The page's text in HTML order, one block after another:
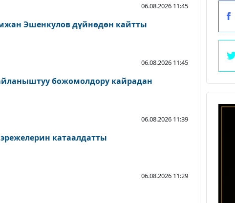
06.08.2026 11:45
Эшенкулов дүйнөдөн кайтты
06.08.2026 11:45
божомолдору кайрадан
06.08.2026 11:39
катаалдатты
06.08.2026 11:29